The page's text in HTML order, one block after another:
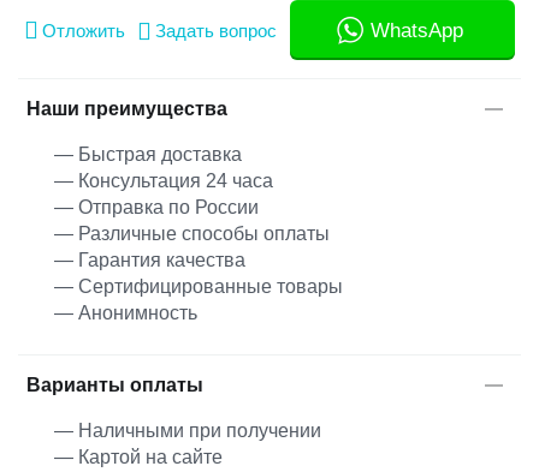
Отложить Задать вопрос WhatsApp
Наши преимущества
— Быстрая доставка
— Консультация 24 часа
— Отправка по России
— Различные способы оплаты
— Гарантия качества
— Сертифицированные товары
— Анонимность
Варианты оплаты
— Наличными при получении
— Картой на сайте